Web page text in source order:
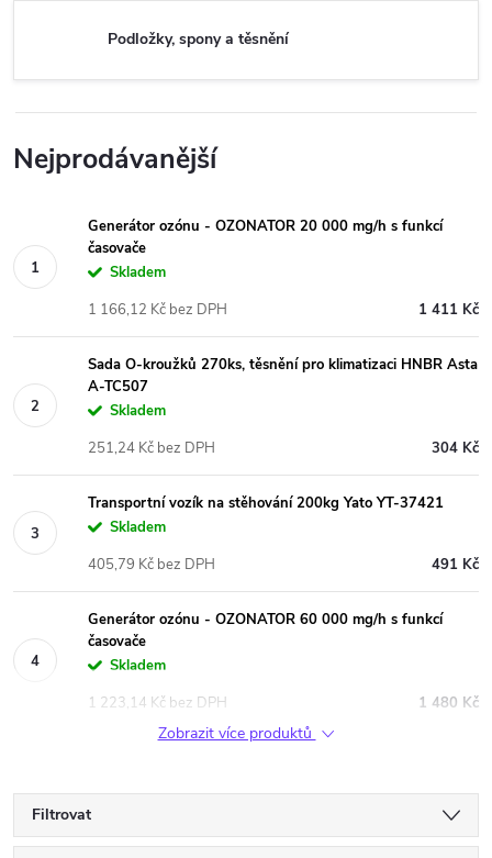
Podložky, spony a těsnění
Nejprodávanější
Generátor ozónu - OZONATOR 20 000 mg/h s funkcí
časovače
Skladem
1 411 Kč
1 166,12 Kč bez DPH
Sada O-kroužků 270ks, těsnění pro klimatizaci HNBR Asta
A-TC507
Skladem
304 Kč
251,24 Kč bez DPH
Transportní vozík na stěhování 200kg Yato YT-37421
Skladem
491 Kč
405,79 Kč bez DPH
Generátor ozónu - OZONATOR 60 000 mg/h s funkcí
časovače
Skladem
1 480 Kč
1 223,14 Kč bez DPH
Zobrazit více produktů
Filtrovat